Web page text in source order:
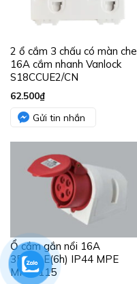
2 ổ cắm 3 chấu có màn che
16A cắm nhanh Vanlock
S18CCUE2/CN
62.500₫
Gửi tin nhắn
Ổ cắm gắn nổi 16A
3P+N+E(6h) IP44 MPE
MPN-115